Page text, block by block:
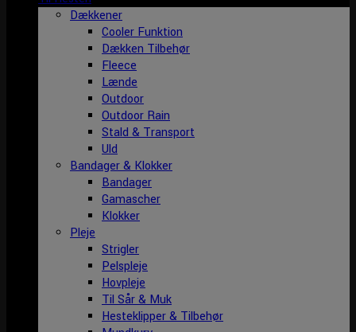
Dækkener
Cooler Funktion
Dækken Tilbehør
Fleece
Lænde
Outdoor
Outdoor Rain
Stald & Transport
Uld
Bandager & Klokker
Bandager
Gamascher
Klokker
Pleje
Strigler
Pelspleje
Hovpleje
Til Sår & Muk
Hesteklipper & Tilbehør